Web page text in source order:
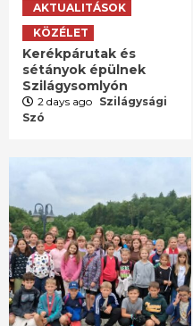
AKTUALITÁSOK
KÖZÉLET
Kerékpárutak és
sétányok épülnek
Szilágysomlyón
2 days ago Szilágysági
Szó